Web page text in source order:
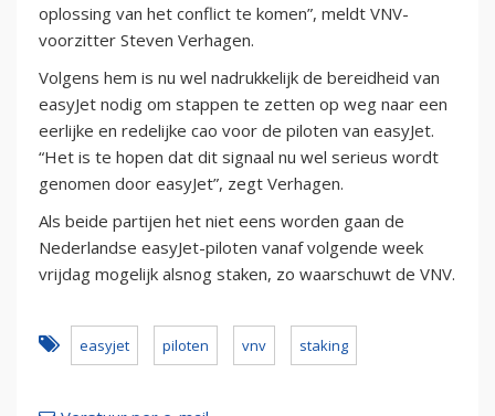
oplossing van het conflict te komen”, meldt VNV-
voorzitter Steven Verhagen.
Volgens hem is nu wel nadrukkelijk de bereidheid van
easyJet nodig om stappen te zetten op weg naar een
eerlijke en redelijke cao voor de piloten van easyJet.
“Het is te hopen dat dit signaal nu wel serieus wordt
genomen door easyJet”, zegt Verhagen.
Als beide partijen het niet eens worden gaan de
Nederlandse easyJet-piloten vanaf volgende week
vrijdag mogelijk alsnog staken, zo waarschuwt de VNV.
easyjet piloten vnv staking